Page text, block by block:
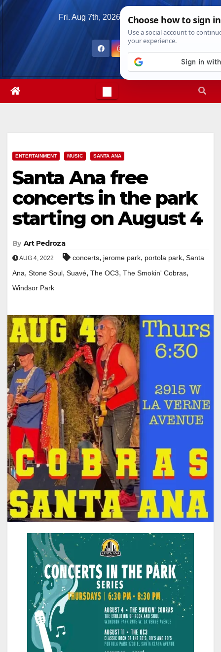
Skip
Fri. Aug 7th, 2026 7:06:08 PM
ENTERTAINMENT MUSIC SANTA ANA
Santa Ana free
concerts in the park
starting on August 4
By Art Pedroza
AUG 4, 2022 concerts, jerome park, portola park, Santa
Ana, Stone Soul, Suavé, The OC3, The Smokin' Cobras,
Windsor Park